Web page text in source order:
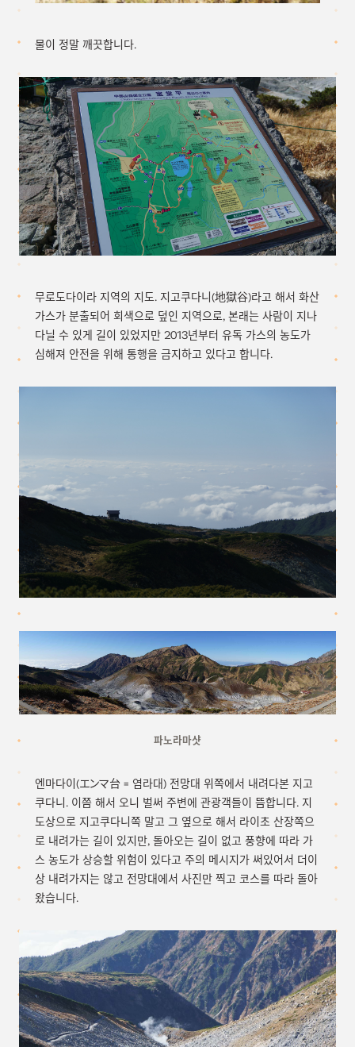
물이 정말 깨끗합니다.
무로도다이라 지역의 지도. 지고쿠다니(地獄谷)라고 해서 화산
가스가 분출되어 회색으로 덮인 지역으로, 본래는 사람이 지나
다닐 수 있게 길이 있었지만 2013년부터 유독 가스의 농도가
심해져 안전을 위해 통행을 금지하고 있다고 합니다.
파노라마샷
엔마다이(エンマ台 = 염라대) 전망대 위쪽에서 내려다본 지고
쿠다니. 이쯤 해서 오니 벌써 주변에 관광객들이 뜸합니다. 지
도상으로 지고쿠다니쪽 말고 그 옆으로 해서 라이초 산장쪽으
로 내려가는 길이 있지만, 돌아오는 길이 없고 풍향에 따라 가
스 농도가 상승할 위험이 있다고 주의 메시지가 써있어서 더이
상 내려가지는 않고 전망대에서 사진만 찍고 코스를 따라 돌아
왔습니다.